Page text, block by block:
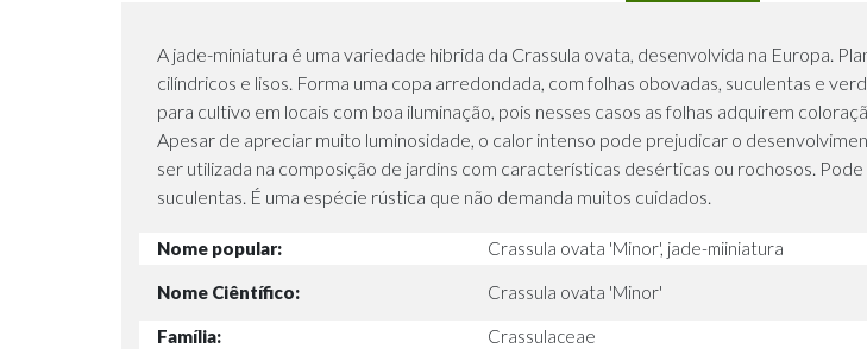
A jade-miniatura é uma variedade hibrida da Crassula ovata, desenvolvida na Europa.
cilíndricos e lisos. Forma uma copa arredondada, com folhas obovadas, suculentas e
para cultivo em locais com boa iluminação, pois nesses casos as folhas adquirem
Apesar de apreciar muito luminosidade, o calor intenso pode prejudicar o
ser utilizada na composição de jardins com características desérticas ou rochosos.
suculentas. É uma espécie rústica que não demanda muitos cuidados.
Nome popular: Crassula ovata 'Minor', jade-miiniatura
Nome Ciêntífico: Crassula ovata 'Minor'
Família: Crassulaceae